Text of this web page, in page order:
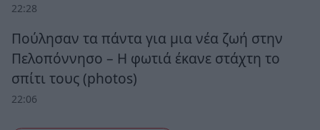
22:28
Πούλησαν τα πάντα για μια νέα ζωή στην
Πελοπόννησο – Η φωτιά έκανε στάχτη το
σπίτι τους (photos)
22:06